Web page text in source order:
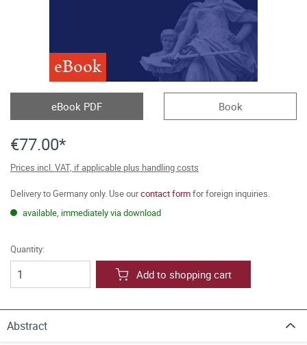
eBook
eBook PDF Book
€77.00*
Prices incl. VAT, if applicable plus handling costs
Delivery to Germany only. Use ourcontact formfor foreign inquiries.
available, immediately via download
Quantity:
Add to shopping cart
Abstract